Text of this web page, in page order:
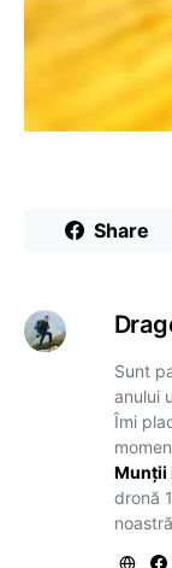
Share
Sunt
anului
Îmi
Munții
dronă